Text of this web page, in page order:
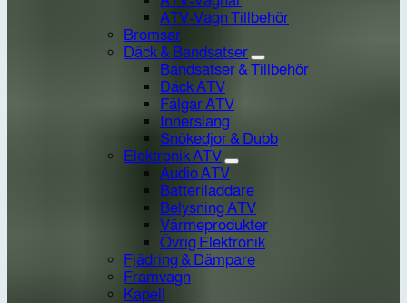
ATV-Vagn Tillbehör
Bromsar
Däck & Bandsatser
Bandsatser & Tillbehör
Däck ATV
Fälgar ATV
Innerslang
Snökedjor & Dubb
Elektronik ATV
Audio ATV
Batteriladdare
Belysning ATV
Värmeprodukter
Övrig Elektronik
Fjädring & Dämpare
Framvagn
Kapell